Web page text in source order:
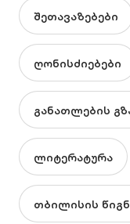
შეთავაზებები
ღონისძიებები
განათლების
ლიტერატურა
თბილისის